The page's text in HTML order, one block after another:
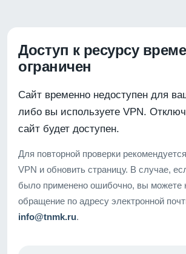
Доступ к ресурсу
ограничен
Сайт временно недоступен для
либо вы используете VPN.
сайт будет доступен.
Для повторной проверки
VPN и обновить страницу. В случае,
было применено ошибочно, вы можете
обращение по адресу электронной
info@tnmk.ru.